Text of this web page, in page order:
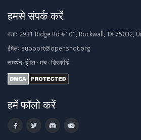
हमसे संपर्क करें
पताः 2931 Ridge Rd #101, Rockwall, TX 75032,
ईमेलः support@openshot.org
समर्थन: ईमेल · मंच· डिस्कॉर्ड
हमें फॉलो करें